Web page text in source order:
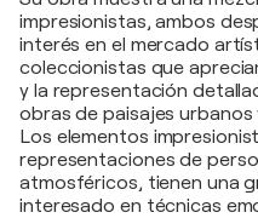
impresionistas, ambos
interés en el mercado
coleccionistas que
y la representación
obras de paisajes
Los elementos
representaciones de
atmosféricos, tienen una
interesado en técnicas